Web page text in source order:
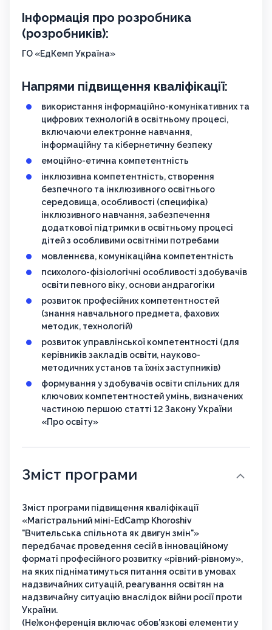
Інформація про розробника
(розробників):
ГО «ЕдКемп Україна»
Напрями підвищення кваліфікації:
використання інформаційно-комунікативних та
цифрових технологій в освітньому процесі,
включаючи електронне навчання,
інформаційну та кібернетичну безпеку
емоційно-етична компетентність
інклюзивна компетентність, створення
безпечного та інклюзивного освітнього
середовища, особливості (специфіка)
інклюзивного навчання, забезпечення
додаткової підтримки в освітньому процесі
дітей з особливими освітніми потребами
мовленнєва, комунікаційна компетентність
психолого-фізіологічні особливості здобувачів
освіти певного віку, основи андрагогіки
розвиток професійних компетентностей
(знання навчального предмета, фахових
методик, технологій)
розвиток управлінської компетентності (для
керівників закладів освіти, науково-
методичних установ та їхніх заступників)
формування у здобувачів освіти спільних для
ключових компетентностей умінь, визначених
частиною першою статті 12 Закону України
«Про освіту»
Зміст програми
Зміст програми підвищення кваліфікації
«Магістральний міні-EdCamp Khoroshiv
"Вчительська спільнота як двигун змін"»
передбачає проведення сесій в інноваційному
форматі професійного розвитку «рівний-рівному»,
на яких підніматимуться питання освіти в умовах
надзвичайних ситуацій, реагування освітян на
надзвичайну ситуацію внаслідок війни росії проти
України.
(Не)конференція включає обов’язкові елементи у